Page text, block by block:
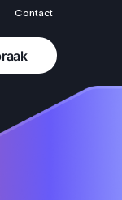
Contact